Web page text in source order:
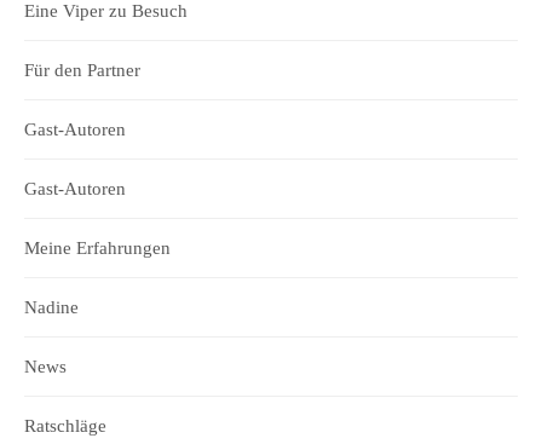
Eine Viper zu Besuch
Für den Partner
Gast-Autoren
Gast-Autoren
Meine Erfahrungen
Nadine
News
Ratschläge